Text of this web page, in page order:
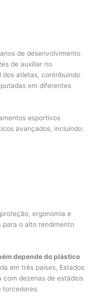
de desenvolvimento
de auxiliar no
dos atletas, contribuindo
em diferentes
esportivos
avançados, incluindo:
ergonomia e
para o alto rendimento
depende do plástico
em três países, Estados
com dezenas de estádios
torcedores.